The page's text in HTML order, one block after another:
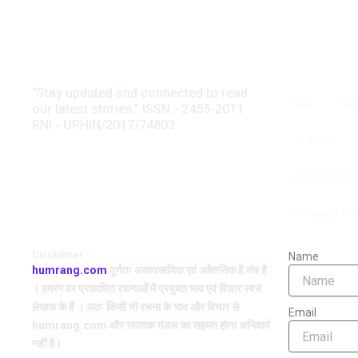
“Stay updated and connected to read
our latest stories.” ISSN - 2455-2011
RNI - UPHIN/2017/74803
अनवर सुहैल
humrang.com पूर्णतः अव्यवसायिक एवं अवैतनिक है मंच है
। हमरंग पर प्रकाशित रचनाओं में प्रयुक्त भाव एवं विचार स्वयं
लेखक के हैं । अतः किसी भी रचना के भाव और विचार से
humrang.com और संपादक मंडल का सहमत होना अनिवार्य
नहीं है।
Name
Email